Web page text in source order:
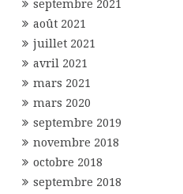
septembre 2021
août 2021
juillet 2021
avril 2021
mars 2021
mars 2020
septembre 2019
novembre 2018
octobre 2018
septembre 2018